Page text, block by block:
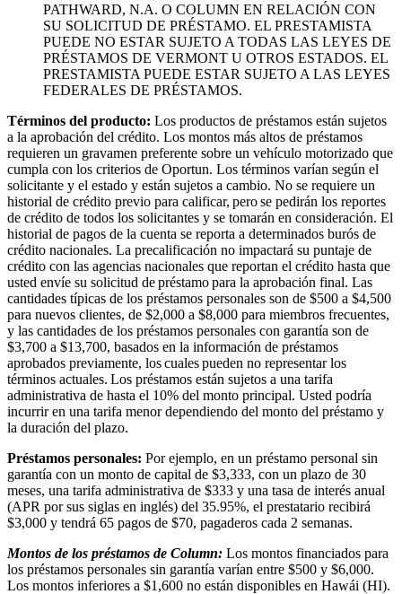
PATHWARD, N.A. O COLUMN EN RELACIÓN CON
SU SOLICITUD DE PRÉSTAMO. EL PRESTAMISTA
PUEDE NO ESTAR SUJETO A TODAS LAS LEYES DE
PRÉSTAMOS DE VERMONT U OTROS ESTADOS. EL
PRESTAMISTA PUEDE ESTAR SUJETO A LAS LEYES
FEDERALES DE PRÉSTAMOS.
Términos del producto: Los productos de préstamos están sujetos
a la aprobación del crédito. Los montos más altos de préstamos
requieren un gravamen preferente sobre un vehículo motorizado que
cumpla con los criterios de Oportun. Los términos varían según el
solicitante y el estado y están sujetos a cambio. No se requiere un
historial de crédito previo para calificar, pero se pedirán los reportes
de crédito de todos los solicitantes y se tomarán en consideración. El
historial de pagos de la cuenta se reporta a determinados burós de
crédito nacionales. La precalificación no impactará su puntaje de
crédito con las agencias nacionales que reportan el crédito hasta que
usted envíe su solicitud de préstamo para la aprobación final. Las
cantidades típicas de los préstamos personales son de $500 a $4,500
para nuevos clientes, de $2,000 a $8,000 para miembros frecuentes,
y las cantidades de los préstamos personales con garantía son de
$3,700 a $13,700, basados en la información de préstamos
aprobados previamente, los cuales pueden no representar los
términos actuales. Los préstamos están sujetos a una tarifa
administrativa de hasta el 10% del monto principal. Usted podría
incurrir en una tarifa menor dependiendo del monto del préstamo y
la duración del plazo.
Préstamos personales: Por ejemplo, en un préstamo personal sin
garantía con un monto de capital de $3,333, con un plazo de 30
meses, una tarifa administrativa de $333 y una tasa de interés anual
(APR por sus siglas en inglés) del 35.95%, el prestatario recibirá
$3,000 y tendrá 65 pagos de $70, pagaderos cada 2 semanas.
Montos de los préstamos de Column: Los montos financiados para
los préstamos personales sin garantía varían entre $500 y $6,000.
Los montos inferiores a $1,600 no están disponibles en Hawái (HI).